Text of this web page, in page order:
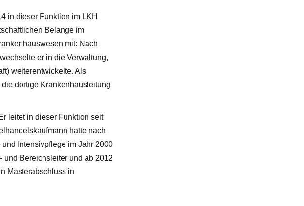
in dieser Funktion im LKH
Belange im
mit: Nach
er in die Verwaltung,
weiterentwickelte. Als
dortige Krankenhausleitung
leitet in dieser Funktion seit
hatte nach
Intensivpflege im Jahr 2000
und Bereichsleiter und ab 2012
Masterabschluss in